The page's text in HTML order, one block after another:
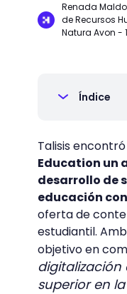
Renada
de Recursos
Natura Avon -
Índice
Talisis
Education un
desarrollo de
educación
oferta de
estudiantil.
objetivo en
digitalización
superior en